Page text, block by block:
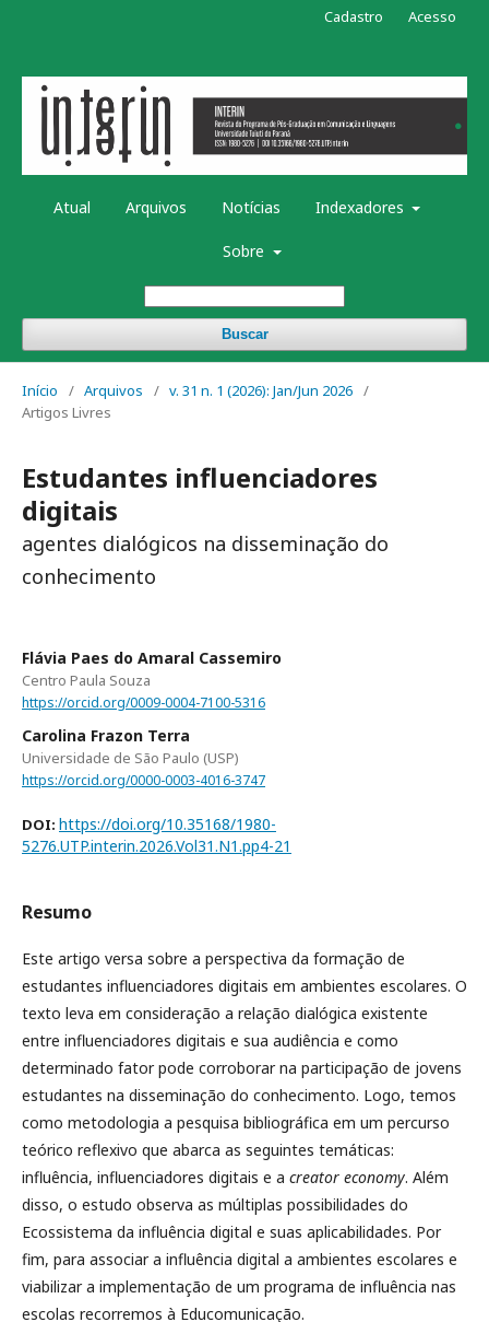
Atual Arquivos Notícias Indexadores
Sobre
Buscar
Cadastro Acesso
Início / Arquivos / v. 31 n. 1 (2026): Jan/Jun 2026 /
Artigos Livres
Estudantes influenciadores
digitais
agentes dialógicos na disseminação do
conhecimento
Flávia Paes do Amaral Cassemiro
Centro Paula Souza
https://orcid.org/0009-0004-7100-5316
Carolina Frazon Terra
Universidade de São Paulo (USP)
https://orcid.org/0000-0003-4016-3747
DOI: https://doi.org/10.35168/1980-
5276.UTP.interin.2026.Vol31.N1.pp4-21
Resumo
Este artigo versa sobre a perspectiva da formação de
estudantes influenciadores digitais em ambientes escolares. O
texto leva em consideração a relação dialógica existente
entre influenciadores digitais e sua audiência e como
determinado fator pode corroborar na participação de jovens
estudantes na disseminação do conhecimento. Logo, temos
como metodologia a pesquisa bibliográfica em um percurso
teórico reflexivo que abarca as seguintes temáticas:
influência, influenciadores digitais e a creator economy. Além
disso, o estudo observa as múltiplas possibilidades do
Ecossistema da influência digital e suas aplicabilidades. Por
fim, para associar a influência digital a ambientes escolares e
viabilizar a implementação de um programa de influência nas
escolas recorremos à Educomunicação.